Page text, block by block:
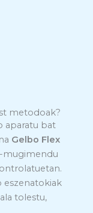
metodoak?
aparatu bat
Gelbo Flex
mugimendu
eszenatokiak
tolestu,